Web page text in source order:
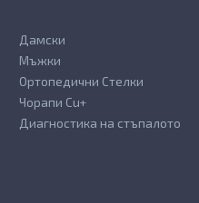
Дамски
Мъжки
Ортопедични Стелки
Чорапи Cu+
Диагностика на стъпалото